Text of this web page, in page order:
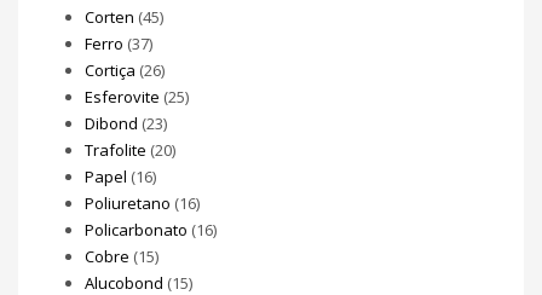
Corten (45)
Ferro (37)
Cortiça (26)
Esferovite (25)
Dibond (23)
Trafolite (20)
Papel (16)
Poliuretano (16)
Policarbonato (16)
Cobre (15)
Alucobond (15)